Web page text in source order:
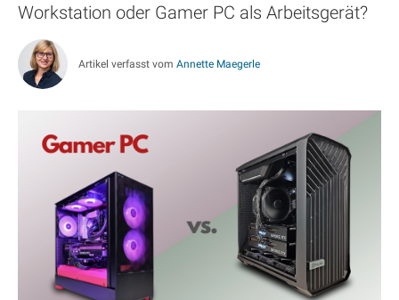
Workstation oder Gamer PC als Arbeitsgerät?
Artikel verfasst vom Annette Maegerle